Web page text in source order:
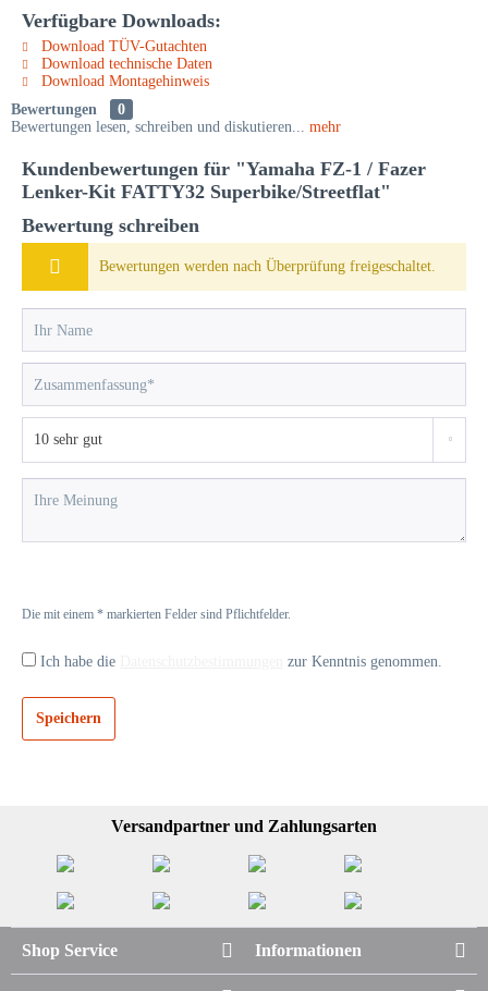
Verfügbare Downloads:
Download TÜV-Gutachten
Download technische Daten
Download Montagehinweis
Bewertungen
0
Bewertungen lesen, schreiben und diskutieren... mehr
Kundenbewertungen für "Yamaha FZ-1 / Fazer
Lenker-Kit FATTY32 Superbike/Streetflat"
Bewertung schreiben
Bewertungen werden nach Überprüfung freigeschaltet.
Die mit einem * markierten Felder sind Pflichtfelder.
Ich habe die zur Kenntnis genommen.
Speichern
Versandpartner und Zahlungsarten
Shop Service Informationen